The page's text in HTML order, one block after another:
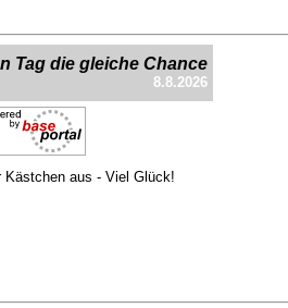
Tag die gleiche Chance
8.8.2026
Kästchen aus - Viel Glück!